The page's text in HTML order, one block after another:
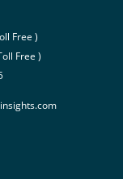
Free )
Free )